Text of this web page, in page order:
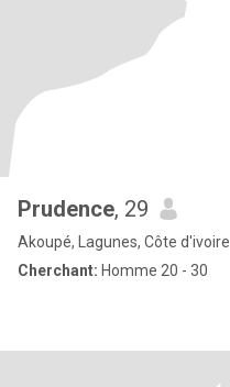
Prudence, 29
Akoupé, Lagunes, Côte d'ivoire
Cherchant: Homme 20 - 30